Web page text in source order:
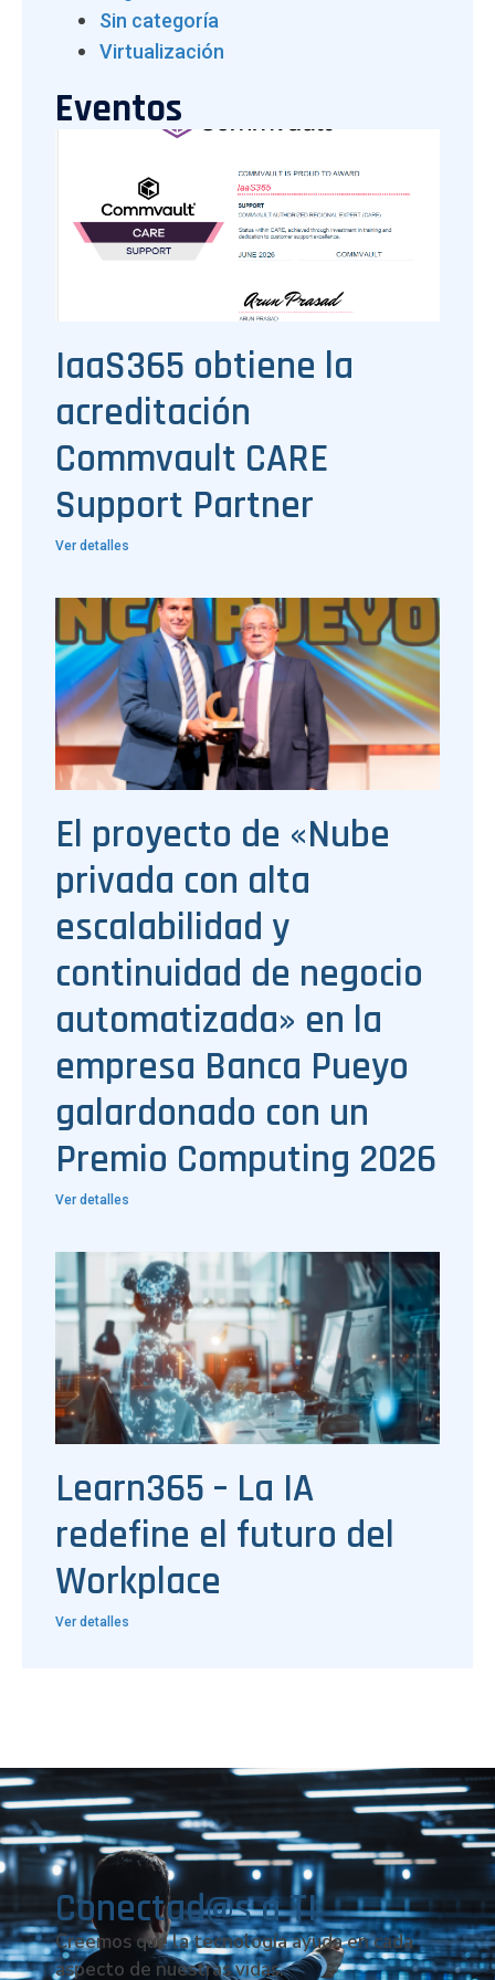
Sin categoría
Virtualización
Eventos
IaaS365 obtiene la
acreditación
Commvault CARE
Support Partner
Ver detalles
El proyecto de «Nube
privada con alta
escalabilidad y
continuidad de negocio
automatizada» en la
empresa Banca Pueyo
galardonado con un
Premio Computing 2026
Ver detalles
Learn365 – La IA
redefine el futuro del
Workplace
Ver detalles
Conectad@s a TI
Creemos que la tecnología ayuda en cada
aspecto de nuestras vidas.